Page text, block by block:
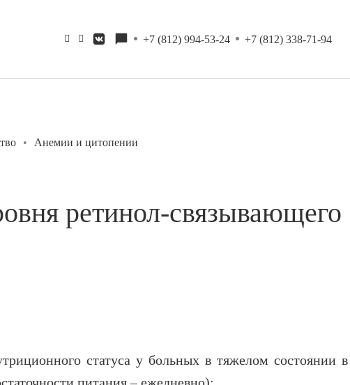
+7 (812) 994-53-24 +7 (812) 338-71-94
Анемии и цитопении
ретинол-связывающего
статуса у больных в тяжелом состоянии